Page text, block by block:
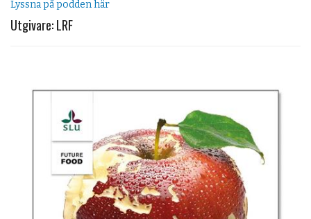
Lyssna på podden här
Utgivare: LRF